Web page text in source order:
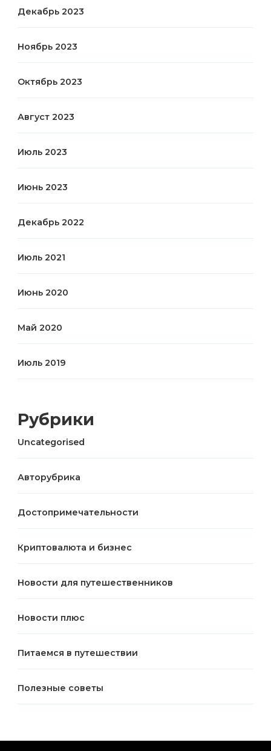
Декабрь 2023
Ноябрь 2023
Октябрь 2023
Август 2023
Июль 2023
Июнь 2023
Декабрь 2022
Июль 2021
Июнь 2020
Май 2020
Июль 2019
Рубрики
Uncategorised
Авторубрика
Достопримечательности
Криптовалюта и бизнес
Новости для путешественников
Новости плюс
Питаемся в путешествии
Полезные советы